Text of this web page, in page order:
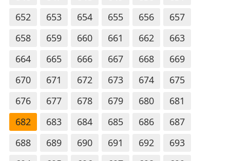
652
653 654 655 656
657
658
659 660 661 662
663
664
665 666 667 668
669
670
671 672 673 674
675
676
677 678 679 680
681
682
683 684 685 686
687
688
689 690 691 692
693